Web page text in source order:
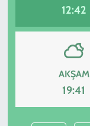
12:42
AKŞAM
19:41